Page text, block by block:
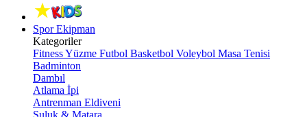
Spor Ekipman
Kategoriler
FitnessYüzme Futbol Basketbol Voleybol Masa Tenisi
Badminton
Dambıl
Atlama İpi
Antrenman Eldiveni
Suluk & Matara